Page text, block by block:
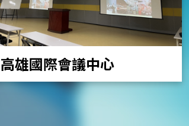
高雄國際會議中心